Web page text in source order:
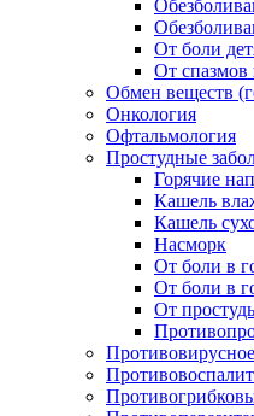
От боли
От
Обмен веществ
Онкология
Офтальмология
Простудные
Горячие
Кашель
Кашель
Насморк
От боли в
От боли в
От